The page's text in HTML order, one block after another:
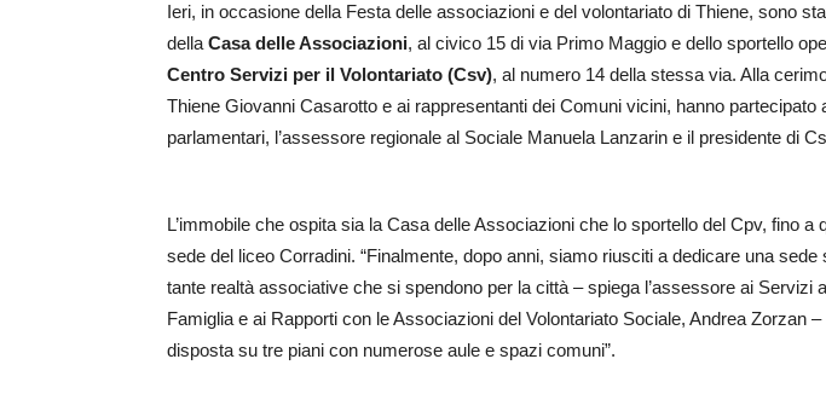
Ieri, in occasione della Festa delle associazioni e del volontariato di Thiene, sono
della Casa delle Associazioni, al civico 15 di via Primo Maggio e dello sportello
Centro Servizi per il Volontariato (Csv), al numero 14 della stessa via. Alla
Thiene Giovanni Casarotto e ai rappresentanti dei Comuni vicini, hanno partecipato
parlamentari, l’assessore regionale al Sociale Manuela Lanzarin e il presidente di
L’immobile che ospita sia la Casa delle Associazioni che lo sportello del Cpv, fino a
sede del liceo Corradini. “Finalmente, dopo anni, siamo riusciti a dedicare una sede
tante realtà associative che si spendono per la città – spiega l’assessore ai Servizi
Famiglia e ai Rapporti con le Associazioni del Volontariato Sociale, Andrea Zorzan
disposta su tre piani con numerose aule e spazi comuni”.